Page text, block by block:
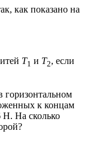
как показано на
Т1 и Т2, если
горизонтальном
к концам
Н. На сколько